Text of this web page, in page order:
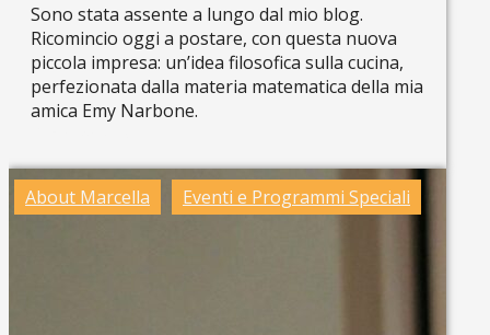
Sono stata assente a lungo dal mio blog.
Ricomincio oggi a postare, con questa nuova
piccola impresa: un’idea filosofica sulla cucina,
perfezionata dalla materia matematica della mia
amica Emy Narbone.
About Marcella Eventi e Programmi Speciali